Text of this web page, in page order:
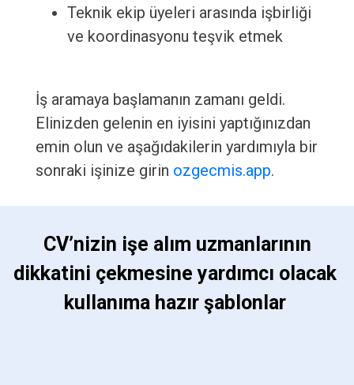
Teknik ekip üyeleri arasında işbirliği
ve koordinasyonu teşvik etmek
İş aramaya başlamanın zamanı geldi.
Elinizden gelenin en iyisini yaptığınızdan
emin olun ve aşağıdakilerin yardımıyla bir
sonraki işinize girin ozgecmis.app.
dikkatini çekmesine yardımcı olacak
kullanıma hazır şablonlar